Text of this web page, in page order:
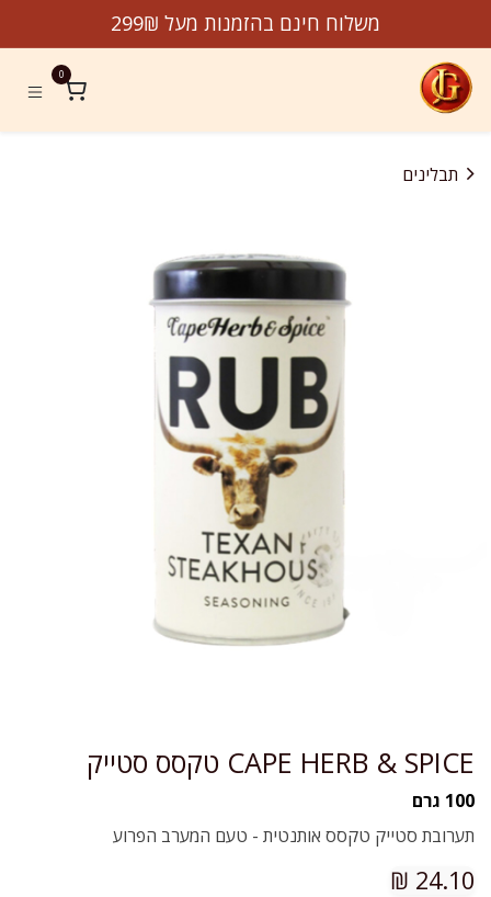
משלוח חינם בהזמנות מעל 299₪
0
תבלינים
CAPE HERB & SPICE טקסס סטייק
100 גרם
תערובת סטייק טקסס אותנטית - טעם המערב הפרוע
24.10
₪